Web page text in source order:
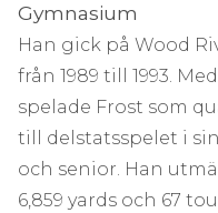
Gymnasium
Han gick på Wood
från 1989 till 1993.
spelade Frost som
till delstatsspelet i
och senior. Han
6,859 yards och 67